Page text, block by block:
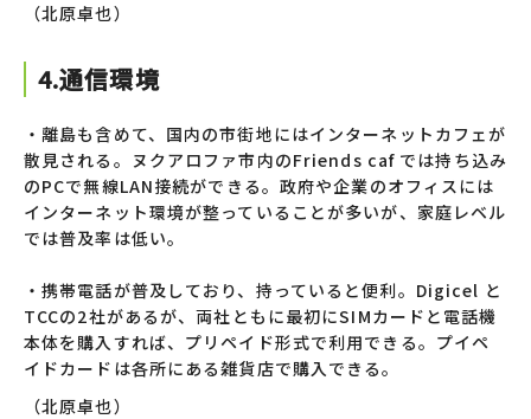
（北原卓也）
4.通信環境
・離島も含めて、国内の市街地にはインターネットカフェが
散見される。ヌクアロファ市内のFriends caf では持ち込み
のPCで無線LAN接続ができる。政府や企業のオフィスには
インターネット環境が整っていることが多いが、家庭レベル
では普及率は低い。
・携帯電話が普及しており、持っていると便利。Digicel と
TCCの2社があるが、両社ともに最初にSIMカードと電話機
本体を購入すれば、プリペイド形式で利用できる。プイペ
イドカードは各所にある雑貨店で購入できる。
（北原卓也）